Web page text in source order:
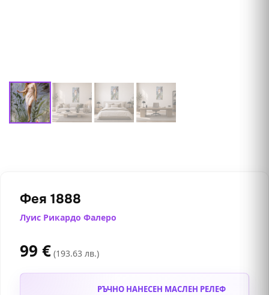
Фея 1888
Луис Рикардо Фалеро
99 € (193.63 лв.)
РЪЧНО НАНЕСЕН МАСЛЕН РЕЛЕФ